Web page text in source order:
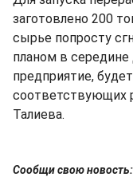
заготовлено 200
сырье попросту
планом в
предприятие,
соответствующих
Талиева.
Сообщи свою